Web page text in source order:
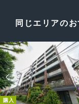
同じエリアの
購入